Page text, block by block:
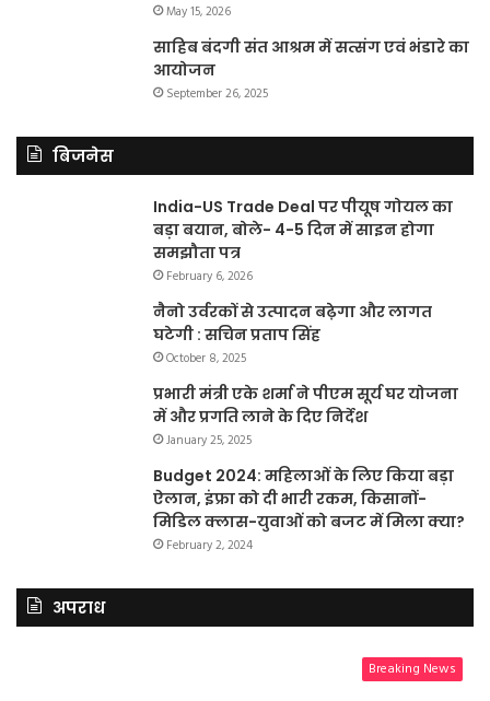
May 15, 2026
साहिब बंदगी संत आश्रम में सत्संग एवं भंडारे का
आयोजन
September 26, 2025
बिजनेस
India-US Trade Deal पर पीयूष गोयल का
बड़ा बयान, बोले- 4-5 दिन में साइन होगा
समझौता पत्र
February 6, 2026
नैनो उर्वरकों से उत्पादन बढ़ेगा और लागत
घटेगी : सचिन प्रताप सिंह
October 8, 2025
प्रभारी मंत्री एके शर्मा ने पीएम सूर्य घर योजना
में और प्रगति लाने के दिए निर्देश
January 25, 2025
Budget 2024: महिलाओं के लिए किया बड़ा
ऐलान, इंफ्रा को दी भारी रकम, किसानों-
मिडिल क्लास-युवाओं को बजट में मिला क्या?
February 2, 2024
अपराध
Breaking News